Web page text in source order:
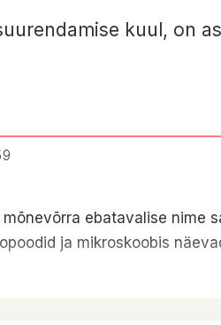
kuul, on
mõnevõrra ebatavalise nime
ja mikroskoobis